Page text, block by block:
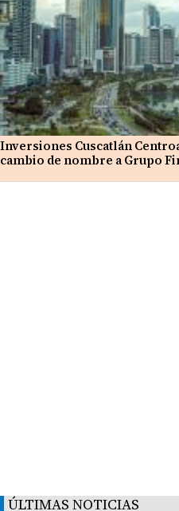
Inversiones Cuscatlán
cambio de nombre a Grupo
ÚLTIMAS NOTICIAS